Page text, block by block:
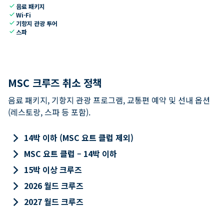
check 음료 패키지
checkWi-Fi
check 기항지 관광 투어
check 스파
MSC 크루즈 취소 정책
음료 패키지, 기항지 관광 프로그램, 교통편 예약 및 선내 옵션
(레스토랑, 스파 등 포함).
keyboard_arrow_right 14박 이하 (MSC 요트 클럽 제외)
keyboard_arrow_right MSC 요트 클럽 – 14박 이하
keyboard_arrow_right 15박 이상 크루즈
keyboard_arrow_right 2026 월드 크루즈
keyboard_arrow_right 2027 월드 크루즈